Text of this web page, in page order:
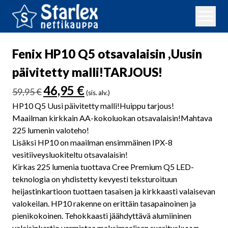
Fenix HP10 Q5 otsavalaisin ,Uusin
päivitetty malli!TARJOUS!
59,95€ Alkuperäinen
hinta
oli:
59,95 €.
46,95 €Nykyinen
hinta
on:
46,95 €.
(sis. alv.)
HP10 Q5 Uusi päivitetty malli!Huippu tarjous!
Maailman kirkkain AA-kokoluokan otsavalaisin!Mahtava
225 lumenin valoteho!
Lisäksi HP10 on maailman ensimmäinen IPX-8
vesitiiveysluokiteltu otsavalaisin!
Kirkas 225 lumenia tuottava Cree Premium Q5 LED-
teknologia on yhdistetty kevyesti teksturoituun
heijastinkartioon tuottaen tasaisen ja kirkkaasti valaisevan
valokeilan. HP10 rakenne on erittäin tasapainoinen ja
pienikokoinen. Tehokkaasti jäähdyttävä alumiininen